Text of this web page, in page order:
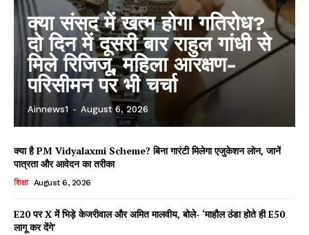
क्या संसद में खत्म होगा गतिरोध?
दो दिन में दूसरी बार राहुल गांधी से
मिले रिजिजू, महिला आरक्षण-
परिसीमन पर भी चर्चा
Ainnews1 - August 6, 2026
क्या है PM Vidyalaxmi Scheme? बिना गारंटी मिलेगा एजुकेशन लोन, जानें
पात्रता और आवेदन का तरीका
शिक्षा August 6, 2026
E20 पर X में भिड़े केजरीवाल और अमित मालवीय, बोले- ‘माहौल ठंडा होते ही E50
लागू कर देंगे’